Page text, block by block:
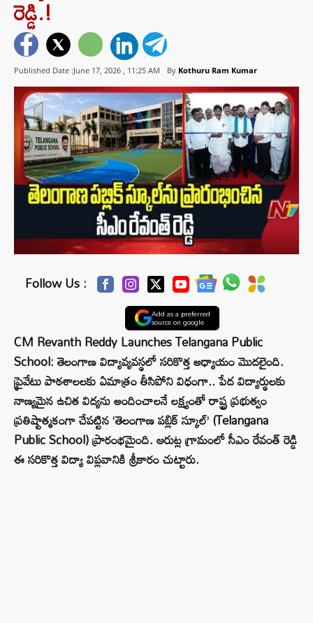
రెడ్డి.!
Published Date :June 17, 2026 , 11:25 AM By Kothuru Ram Kumar
Follow Us :
Add as a preferred
source on google
CM Revanth Reddy Launches Telangana Public
School: తెలంగాణ విద్యావ్యవస్థలో సరికొత్త అధ్యాయం మొదలైంది.
ప్రైవేటు పాఠశాలలకు ఏమాత్రం తీసిపోని విధంగా.. పేద విద్యార్థులకు
నాణ్యమైన ఉచిత విద్యను అందించాలనే లక్ష్యంతో రాష్ట్ర ప్రభుత్వం
ప్రతిష్టాత్మకంగా చేపట్టిన ‘తెలంగాణ పబ్లిక్ స్కూల్’ (Telangana
Public School) ప్రారంభమైంది. ఆరుట్ల గ్రామంలో సీఎం రేవంత్ రెడ్డి
ఈ సరికొత్త విద్యా విప్లవానికి శ్రీకారం చుట్టారు.